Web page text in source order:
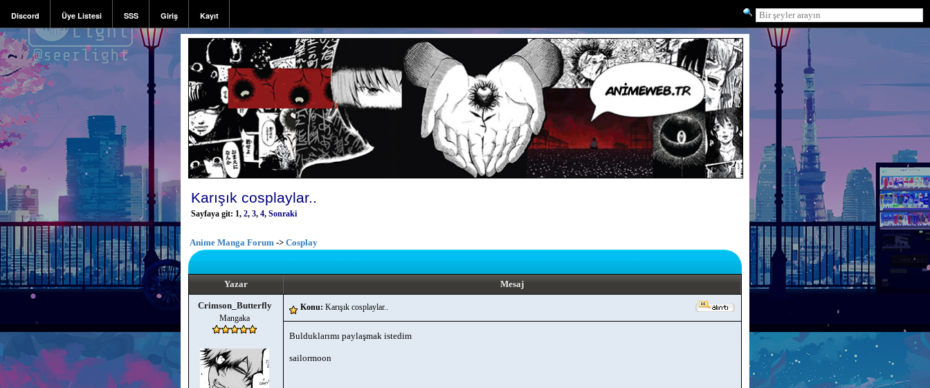
Discord Üye Listesi SSS Giriş Kayıt
Karışık cosplaylar..
Sayfaya git: 1, 2, 3, 4, Sonraki
Anime Manga Forum -> Cosplay
Yazar Mesaj
Crimson_Butterfly
Mangaka
Konu: Karışık cosplaylar..
Bulduklarımı paylaşmak istedim
sailormoon